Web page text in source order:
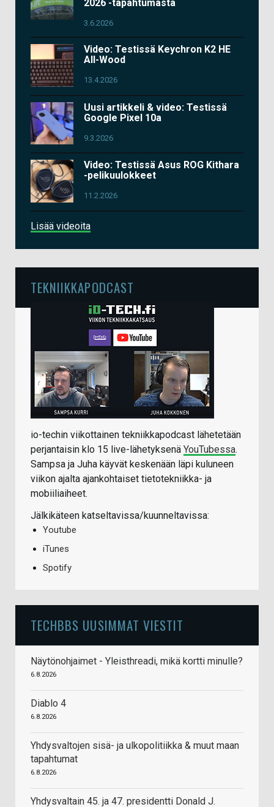
2026 -tapahtumasta
3.6.2026
Video: Testissä Keychron K2 HE
All-Wood
13.4.2026
Uusi artikkeli & video: Testissä
Google Pixel 10a
9.3.2026
Video: Testissä Asus ROG Kithara
-pelikuulokkeet
11.2.2026
Lisää videoita
TEKNIIKKAPODCAST
io-techin viikottainen tekniikkapodcast lähetetään
perjantaisin klo 15 live-lähetyksenä YouTubessa.
Sampsa ja Juha käyvät keskenään läpi kuluneen
viikon ajalta ajankohtaiset tietotekniikka- ja
mobiiliaiheet.
Jälkikäteen katseltavissa/kuunneltavissa:
Youtube
iTunes
Spotify
TECHBBS UUSIMMAT VIESTIT
Näytönohjaimet - Yleisthreadi, mikä kortti minulle?
6.8.2026
Diablo 4
6.8.2026
Yhdysvaltojen sisä- ja ulkopolitiikka & muut maan
tapahtumat
6.8.2026
Yhdysvaltain 45. ja 47. presidentti Donald J.